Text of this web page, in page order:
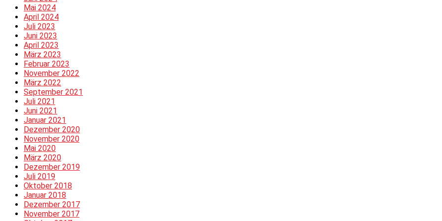
Mai 2024
April 2024
Juli 2023
Juni 2023
April 2023
März 2023
Februar 2023
November 2022
März 2022
September 2021
Juli 2021
Juni 2021
Januar 2021
Dezember 2020
November 2020
Mai 2020
März 2020
Dezember 2019
Juli 2019
Oktober 2018
Januar 2018
Dezember 2017
November 2017